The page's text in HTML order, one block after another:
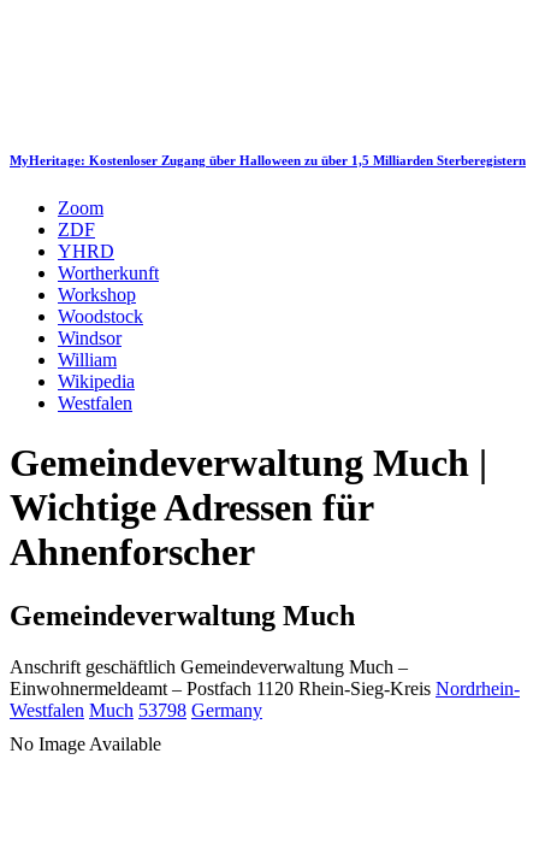
MyHeritage: Kostenloser Zugang über Halloween zu über 1,5 Milliarden Sterberegistern
Zoom
ZDF
YHRD
Wortherkunft
Workshop
Woodstock
Windsor
William
Wikipedia
Westfalen
Gemeindeverwaltung Much |
Wichtige Adressen für
Ahnenforscher
Gemeindeverwaltung Much
Anschrift geschäftlich Gemeindeverwaltung Much –
Einwohnermeldeamt – Postfach 1120 Rhein-Sieg-Kreis Nordrhein-
Westfalen Much 53798 Germany
No Image Available